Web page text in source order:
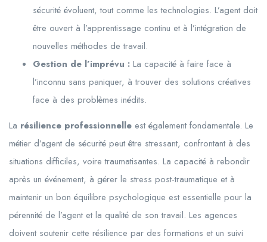
sécurité évoluent, tout comme les technologies. L’agent doit
être ouvert à l’apprentissage continu et à l’intégration de
nouvelles méthodes de travail.
Gestion de l’imprévu : La capacité à faire face à
l’inconnu sans paniquer, à trouver des solutions créatives
face à des problèmes inédits.
La résilience professionnelle est également fondamentale. Le
métier d’agent de sécurité peut être stressant, confrontant à des
situations difficiles, voire traumatisantes. La capacité à rebondir
après un événement, à gérer le stress post-traumatique et à
maintenir un bon équilibre psychologique est essentielle pour la
pérennité de l’agent et la qualité de son travail. Les agences
doivent soutenir cette résilience par des formations et un suivi